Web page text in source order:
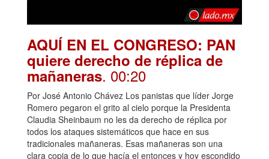
AQUÍ EN EL CONGRESO: PAN
quiere derecho de réplica de
mañaneras. 00:20
Por José Antonio Chávez Los panistas que líder Jorge
Romero pegaron el grito al cielo porque la Presidenta
Claudia Sheinbaum no les da derecho de réplica por
todos los ataques sistemáticos que hace en sus
tradicionales mañaneras. Esas mañaneras son una
clara copia de lo que hacía el entonces y hoy escondido